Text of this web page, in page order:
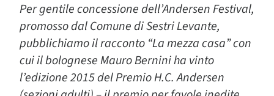
Per gentile concessione dell’Andersen Festival,
promosso dal Comune di Sestri Levante,
pubblichiamo il racconto “La mezza casa” con
cui il bolognese Mauro Bernini ha vinto
l’edizione 2015 del Premio H.C. Andersen